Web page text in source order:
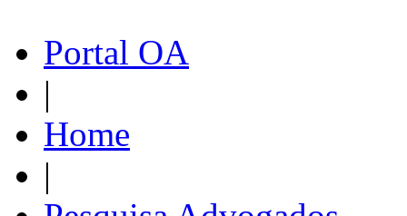
Portal OA
|
Home
|